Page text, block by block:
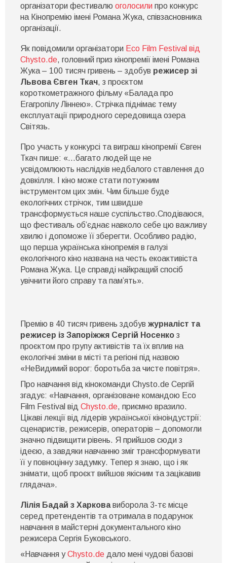
організатори фестивалю оголосили про конкурс
на Кінопремію імені Романа Жука, співзасновника
організації.
Як повідомили організатори Eco Film Festival від
Chysto.de, головний приз кінопремії імені Романа
Жука – 100 тисяч гривень – здобув режисер зі
Львова Євген Ткач, з проєктом
короткометражного фільму «Балада про
Егагропілу Ліннею». Стрічка піднімає тему
експлуатації природного середовища озера
Світязь.
Про участь у конкурсі та виграш кінопремії Євген
Ткач пише: «…багато людей ще не
усвідомлюють наслідків недбалого ставлення до
довкілля. І кіно може стати потужним
інструментом цих змін. Чим більше буде
екологічних стрічок, тим швидше
трансформується наше суспільство.Сподіваюся,
що фестиваль об’єднає навколо себе цю важливу
хвилю і допоможе її зберегти. Особливо радію,
що перша українська кінопремія в галузі
екологічного кіно названа на честь екоактивіста
Романа Жука. Це справді найкращий спосіб
увічнити його справу та пам’ять».
Премію в 40 тисяч гривень здобув журналіст та
режисер із Запоріжжя Сергій Носенко з
проєктом про групу активістів та їх вплив на
екологічні зміни в місті та регіоні під назвою
«НеВидимий ворог: боротьба за чисте повітря».
Про навчання від кінокоманди Chysto.de Сергій
згадує: «Навчання, організоване командою Eco
Film Festival від Chysto.de, приємно вразило.
Цікаві лекції від лідерів української кіноіндустрії:
сценаристів, режисерів, операторів – допомогли
значно підвищити рівень. Я прийшов сюди з
ідеєю, а завдяки навчанню зміг трансформувати
її у повноцінну задумку. Тепер я знаю, що і як
знімати, щоб проєкт вийшов якісним та зацікавив
глядача».
Лілія Бадай з Харковавиборола 3-тє місце
серед претендентів та отримала в подарунок
навчання в майстерні документального кіно
режисера Сергія Буковського.
«Навчання у Chysto.de дало мені чудові базові